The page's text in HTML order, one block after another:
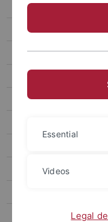
E-Learning
E-Medien
E-Publikationen
Erwerbung
Fachinformationsdienste
Historischer Lesesaal
Essential
Videos
Legal